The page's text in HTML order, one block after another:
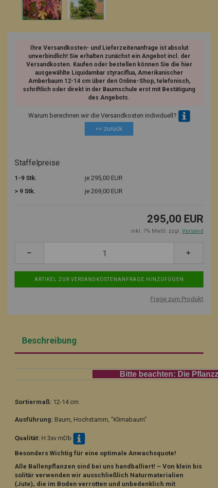
Ihre Versandkosten- und Lieferzeitenanfrage ist absolut
unverbindlich! Sie erhalten zunächst ein Angebot incl. der
Versandkosten. Kaufen oder bestellen können Sie die hier
ausgewählte Liquidambar styraciflua, Amerikanischer
Amberbaum 12-14 cm über den Online-Shop, telefonisch,
schriftlich oder direkt in der Baumschule erst mit Bestätigung
des Angebots.
Warum berechnen wir die Versandkosten individuell?
<< zurück
Staffelpreise
1-9 Stk.
je 295,00 EUR
> 9 Stk.
je 269,00 EUR
295,00 EUR
inkl. 7% MwSt. zzgl. Versand
Frage zum Produkt
Beschreibung
Bitte beachten: Die Pflanzzeit
Sortiermaß: 12-14 cm
Ausführung: Baum, Hochstamm, "Klimabaum"
Qualität: H 3xv mDb
Besonders Wichtig für eine optimale Anwachsquote!
Alle Ballenpflanzen sind bei uns handballiert! – Von klein bis
solitär verwenden wir ausschließlich Naturmaterialien
(Jute), die im Boden verrotten und unbedenklich mit